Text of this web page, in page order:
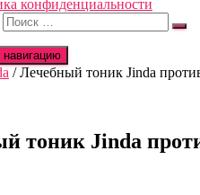
конфиденциальности
/ Лечебный тоник Jinda
тоник Jinda